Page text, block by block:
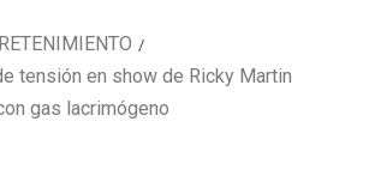
tensión en show de Ricky Martin
gas lacrimógeno